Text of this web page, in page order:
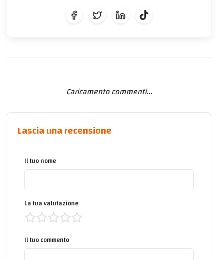
Caricamento commenti...
Lascia una recensione
Il tuo nome
La tua valutazione
Il tuo commento